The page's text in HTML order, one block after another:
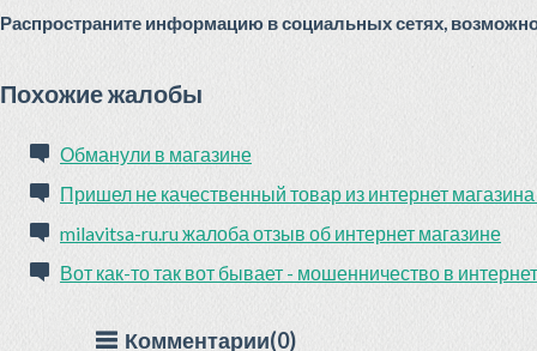
Распространите информацию в социальных сетях,
Похожие жалобы
Обманули в магазине
Пришел не качественный товар из интернет
milavitsa-ru.ru жалоба отзыв об интернет магазине
Вот как-то так вот бывает - мошенничество в
Комментарии(0)